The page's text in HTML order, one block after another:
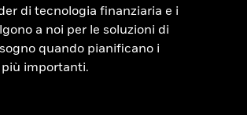
di tecnologia finanziaria e i
a noi per le soluzioni di
quando pianificano i
più importanti.